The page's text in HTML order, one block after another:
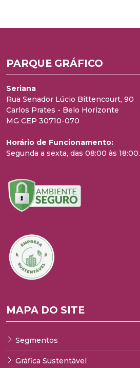
PARQUE GRÁFICO
Seriana
Rua Senador Lúcio Bittencourt, 90
Carlos Prates - Belo Horizonte
MG CEP 30710-070
Horário de Funcionamento:
Segunda a sexta, das 08:00 às 18:00.
MAPA DO SITE
Segmentos
Gráfica Sustentável